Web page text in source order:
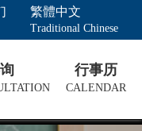
繁體中文
Traditional Chinese
行事历
CALENDAR